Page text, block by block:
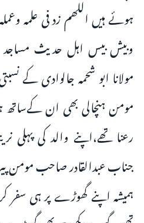
ہوئے ہیں اللھم زد فی علمہ
وبیش بیس اہل حدیث مساجد
مولانا ابو شحمہ جالوادی کے
مومن ہنچالی بھی ان
رعنا تھے،اپنے والد کی پہلی
جناب عبدالقادر صاحب مومن
ہمیشہ اپنے گھوڑے پر ہی سفر